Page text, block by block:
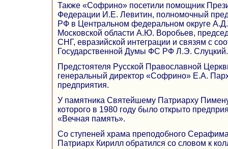
Также «Софрино» посетили помощник
Федерации И.Е. Левитин, полномочный
РФ в Центральном федеральном округе А.Д.
Московской области А.Ю. Воробьев,
СНГ, евразийской интеграции и связям с
Государственной Думы ФС РФ Л.Э. Слуцкий.
Предстоятеля Русской Православной
генеральный директор «Софрино» Е.А.
предприятия.
У памятника Святейшему Патриарху
которого в 1980 году было открыто
«Вечная память».
Со ступеней храма преподобного
Патриарх Кирилл обратился со словом к